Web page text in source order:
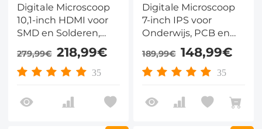
Digitale Microscoop
10,1-inch HDMI voor
SMD en Solderen,
50x-1600x met
Polarisator en
Afstandsbediening
279,99€ 218,99€
35
Digitale Microscoop
7-inch IPS voor
Onderwijs, PCB en
Biologie, 50x-2000x
met Dubbele Lens en
12MP Camera
189,99€ 148,99€
35